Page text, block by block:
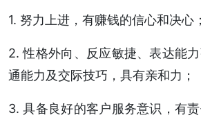
1. 努力上进，有赚钱的信心和决心；
2. 性格外向、反应敏捷、表达能
通能力及交际技巧，具有亲和力；
3. 具备良好的客户服务意识，有